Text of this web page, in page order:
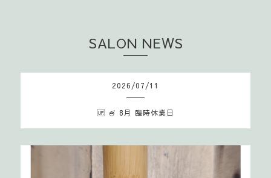
SALON NEWS
2026/07/11
🆙 🍧 8月 臨時休業日